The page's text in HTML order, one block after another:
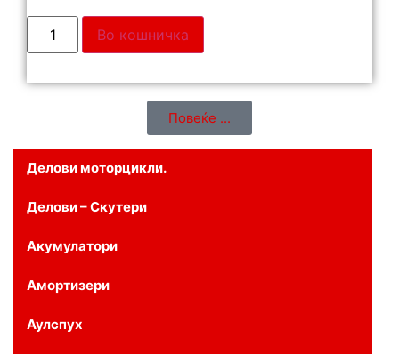
Делови моторцикли.
Делови – Скутери
Акумулатори
Амортизери
Аулспух
Во кошничка
Повеќе ...